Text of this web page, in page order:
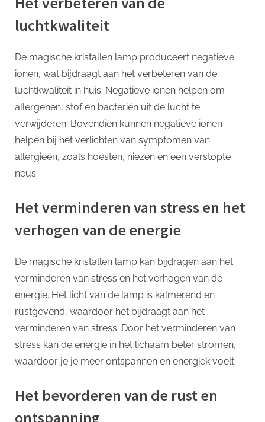
luchtkwaliteit
De magische kristallen lamp produceert negatieve
ionen, wat bijdraagt aan het verbeteren van de
luchtkwaliteit in huis. Negatieve ionen helpen om
allergenen, stof en bacteriën uit de lucht te
verwijderen. Bovendien kunnen negatieve ionen
helpen bij het verlichten van symptomen van
allergieën, zoals hoesten, niezen en een verstopte
neus.
Het verminderen van stress en het
verhogen van de energie
De magische kristallen lamp kan bijdragen aan het
verminderen van stress en het verhogen van de
energie. Het licht van de lamp is kalmerend en
rustgevend, waardoor het bijdraagt aan het
verminderen van stress. Door het verminderen van
stress kan de energie in het lichaam beter stromen,
waardoor je je meer ontspannen en energiek voelt.
Het bevorderen van de rust en
ontspanning